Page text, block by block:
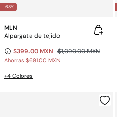
-63%
MLN
Alpargata de tejido
$399.00 MXN $1,090.00 MXN
Ahorras $691.00 MXN
+4 Colores